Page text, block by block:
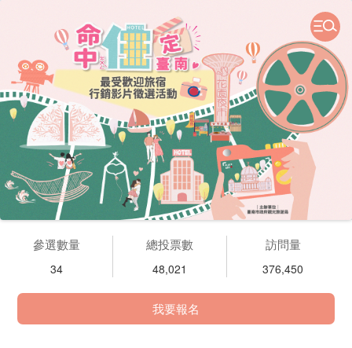
參選數量
34
總投票數
48,021
訪問量
376,450
我要報名